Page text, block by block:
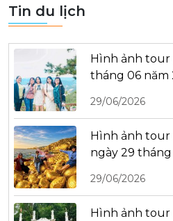
Tin du lịch
Hình ảnh tour
tháng 06 năm
29/06/2026
Hình ảnh
ngày 29
29/06/2026
Hình ảnh tour